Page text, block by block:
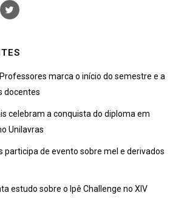
marca o início do semestre e a
docentes
celebram a conquista do diploma em
Unilavras
participa de evento sobre mel e derivados
estudo sobre o Ipê Challenge no XIV